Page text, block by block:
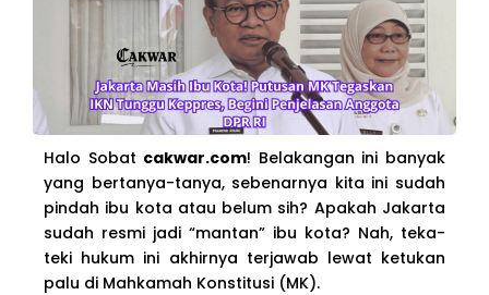
Halo Sobat cakwar.com! Belakangan ini banyak
yang bertanya-tanya, sebenarnya kita ini sudah
pindah ibu kota atau belum sih? Apakah Jakarta
sudah resmi jadi “mantan” ibu kota? Nah, teka-
teki hukum ini akhirnya terjawab lewat ketukan
palu di Mahkamah Konstitusi (MK).